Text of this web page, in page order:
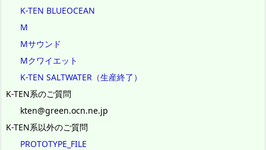
K-TEN BLUEOCEAN
M
Mサウンド
Mクワイエット
K-TEN SALTWATER（生産終了）
K-TEN系のご質問
kten@green.ocn.ne.jp
K-TEN系以外のご質問
PROTOTYPE_FILE